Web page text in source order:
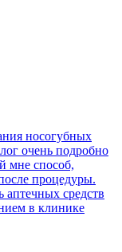
носогубных
очень подробно
мне способ,
процедуры.
аптечных средств
в клинике